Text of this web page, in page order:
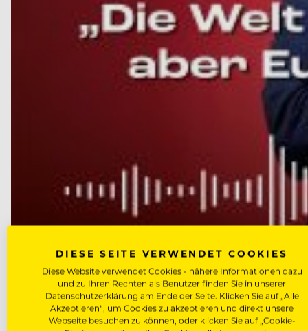
DIESE SEITE VERWENDET COOKIES
Diese Website verwendet Cookies - nähere Informationen dazu
und zu Ihren Rechten als Benutzer finden Sie in unserer
Datenschutzerklärung am Ende der Seite. Klicken Sie auf „Alle
Akzeptieren“, um Cookies zu akzeptieren und direkt unsere
Webseite besuchen zu können, oder klicken Sie auf „Cookie-